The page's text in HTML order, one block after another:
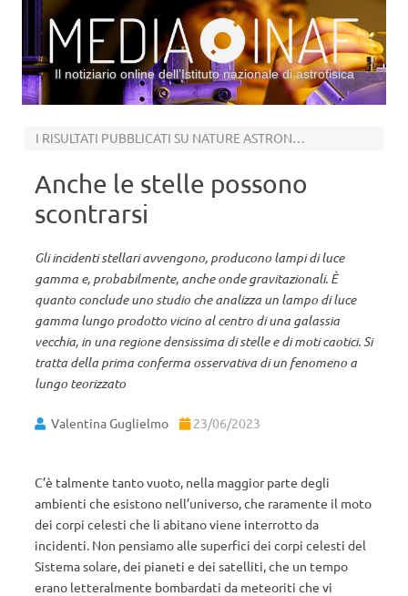
Il notiziario online dell’Istituto nazionale di astrofisica
I RISULTATI PUBBLICATI SU NATURE ASTRONOMY
Anche le stelle possono
scontrarsi
Gli incidenti stellari avvengono, producono lampi di luce
gamma e, probabilmente, anche onde gravitazionali. È
quanto conclude uno studio che analizza un lampo di luce
gamma lungo prodotto vicino al centro di una galassia
vecchia, in una regione densissima di stelle e di moti caotici. Si
tratta della prima conferma osservativa di un fenomeno a
lungo teorizzato
Valentina Guglielmo 23/06/2023
C’è talmente tanto vuoto, nella maggior parte degli
ambienti che esistono nell’universo, che raramente il moto
dei corpi celesti che li abitano viene interrotto da
incidenti. Non pensiamo alle superfici dei corpi celesti del
Sistema solare, dei pianeti e dei satelliti, che un tempo
erano letteralmente bombardati da meteoriti che vi